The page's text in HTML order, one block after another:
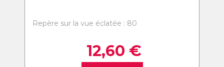
Repère sur la vue éclatée : 80
12,60 €